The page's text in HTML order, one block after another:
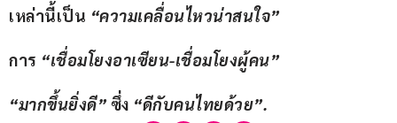
เหล่านี้เป็น “ความเคลื่อนไหวน่าสนใจ”
การ “เชื่อมโยงอาเซียน-เชื่อมโยงผู้คน”
“มากขึ้นยิ่งดี” ซึ่ง “ดีกับคนไทยด้วย”.